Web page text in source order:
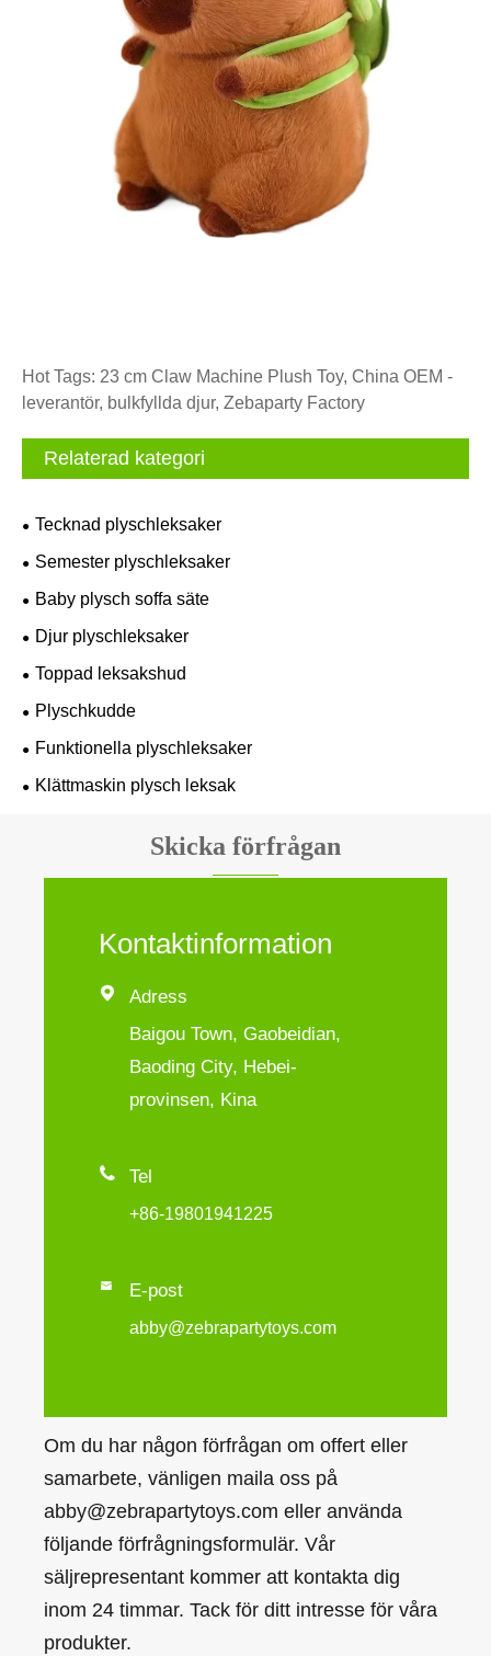
Hot Tags: 23 cm Claw Machine Plush Toy, China OEM -
leverantör, bulkfyllda djur, Zebaparty Factory
Relaterad kategori
Tecknad plyschleksaker
Semester plyschleksaker
Baby plysch soffa säte
Djur plyschleksaker
Toppad leksakshud
Plyschkudde
Funktionella plyschleksaker
Klättmaskin plysch leksak
Skicka förfrågan
Kontaktinformation

Adress
Baigou Town, Gaobeidian,
Baoding City, Hebei-
provinsen, Kina
 Tel
+86-19801941225
 E-post
abby@zebrapartytoys.com
Om du har någon förfrågan om offert eller
samarbete, vänligen maila oss på
abby@zebrapartytoys.com eller använda
följande förfrågningsformulär. Vår
säljrepresentant kommer att kontakta dig
inom 24 timmar. Tack för ditt intresse för våra
produkter.